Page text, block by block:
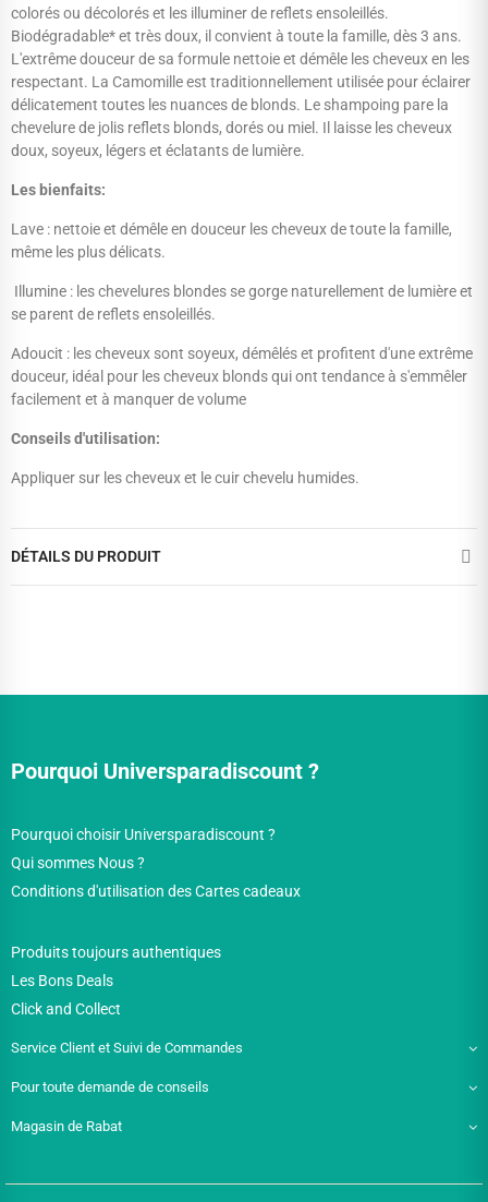
colorés ou décolorés et les illuminer de reflets ensoleillés.
Biodégradable* et très doux, il convient à toute la famille, dès 3 ans.
L'extrême douceur de sa formule nettoie et démêle les cheveux en les
respectant. La Camomille est traditionnellement utilisée pour éclairer
délicatement toutes les nuances de blonds. Le shampoing pare la
chevelure de jolis reflets blonds, dorés ou miel. Il laisse les cheveux
doux, soyeux, légers et éclatants de lumière.
Les bienfaits:
Lave : nettoie et démêle en douceur les cheveux de toute la famille,
même les plus délicats.
Illumine : les chevelures blondes se gorge naturellement de lumière et
se parent de reflets ensoleillés.
Adoucit : les cheveux sont soyeux, démêlés et profitent d'une extrême
douceur, idéal pour les cheveux blonds qui ont tendance à s'emmêler
facilement et à manquer de volume
Conseils d'utilisation:
Appliquer sur les cheveux et le cuir chevelu humides.
DÉTAILS DU PRODUIT
Pourquoi Universparadiscount ?
Pourquoi choisir Universparadiscount ?
Qui sommes Nous ?
Conditions d'utilisation des Cartes cadeaux
Produits toujours authentiques
Les Bons Deals
Click and Collect
Service Client et Suivi de Commandes
Pour toute demande de conseils
Magasin de Rabat